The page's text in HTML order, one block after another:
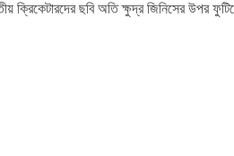
ক্রিকেটারদের ছবি অতি ক্ষুদ্র জিনিসের উপর